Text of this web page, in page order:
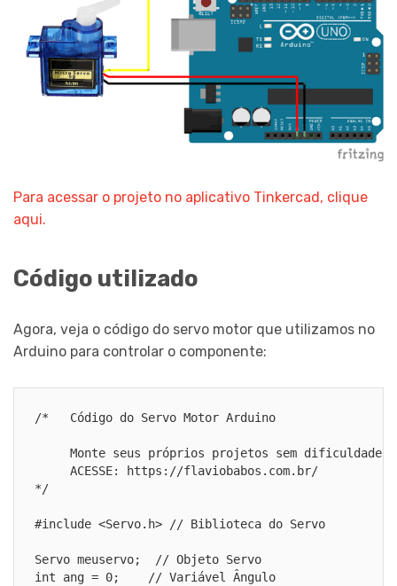
Para acessar o projeto no aplicativo Tinkercad, clique
aqui.
Código utilizado
Agora, veja o código do servo motor que utilizamos no
Arduino para controlar o componente:
/*   Código do Servo Motor Arduino
Monte seus próprios projetos sem dificuldade
     ACESSE: https://flaviobabos.com.br/
*/
#include <Servo.h> // Biblioteca do Servo
Servo meuservo;  // Objeto Servo
int ang = 0;    // Variável Ângulo